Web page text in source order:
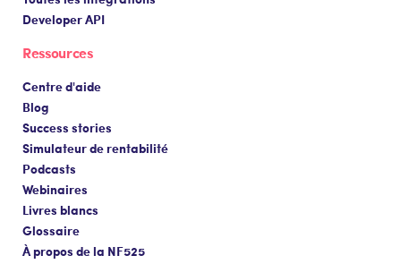
Developer API
Ressources
Centre d'aide
Blog
Success stories
Simulateur de rentabilité
Podcasts
Webinaires
Livres blancs
Glossaire
À propos de la NF525